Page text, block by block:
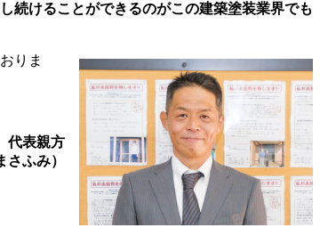
続けることができるのがこの建築塗装業界でも
りま
代表親方
ふみ）